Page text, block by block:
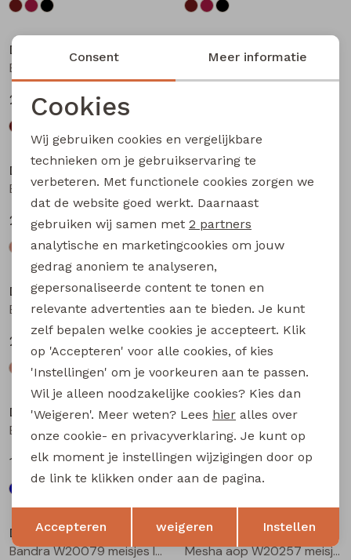
D-zine
24,99
D-zine
D-zine
Babse W20238 meisjes sweatshirt Kit
24,99
D-zine
24,99
D-zine
Babse W20238 meisjes sweatshirt Cyclaam
24,99
D-zine
19,99
D-zine
Bailee W20080 meisjes sweatshirt Wijnrood
19,99
D-zine
17,99
D-zine
Bandra W20079 meisjes lange broek Wijnrood
D-zine
Mesha aop W20257 meisjes t-shirts lange mouw Bruin donker
Noodzakelijke cookies
Analytische cookies
Marketing cookies
Terug Opslaan
Consent Meer informatie
Cookies
Wij gebruiken cookies en vergelijkbare
technieken om je gebruikservaring te
verbeteren. Met functionele cookies zorgen we
dat de website goed werkt. Daarnaast
gebruiken wij samen met 2 partners
analytische en marketingcookies om jouw
gedrag anoniem te analyseren,
gepersonaliseerde content te tonen en
relevante advertenties aan te bieden. Je kunt
zelf bepalen welke cookies je accepteert. Klik
op 'Accepteren' voor alle cookies, of kies
'Instellingen' om je voorkeuren aan te passen.
Wil je alleen noodzakelijke cookies? Kies dan
'Weigeren'. Meer weten? Lees hier alles over
onze cookie- en privacyverklaring. Je kunt op
elk moment je instellingen wijzigingen door op
de link te klikken onder aan de pagina.
Accepteren weigeren Instellen